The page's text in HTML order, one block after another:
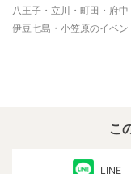
八王子・立川・町田・府
伊豆七島・小笠原のイベン
こ
LINE